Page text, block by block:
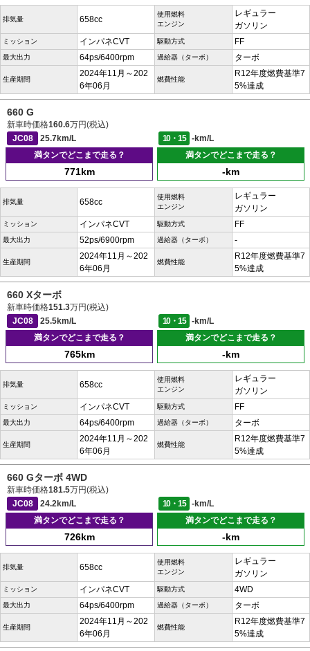
排気量 658cc
使用燃料
エンジン
レギュラー
ガソリン
ミッション インパネCVT 駆動方式 FF
最大出力 64ps/6400rpm 過給器（ターボ） ターボ
生産期間
2024年11月～202
6年06月
燃費性能
R12年度燃費基準7
5%達成
660 G
新車時価格160.6万円(税込)
JC08
25.7km/L 10・15
-km/L
満タンでどこまで走る？
771km
満タンでどこまで走る？
-km
排気量 658cc
使用燃料
エンジン
レギュラー
ガソリン
ミッション インパネCVT 駆動方式 FF
最大出力 52ps/6900rpm 過給器（ターボ） -
生産期間
2024年11月～202
6年06月
燃費性能
R12年度燃費基準7
5%達成
660 Xターボ
新車時価格151.3万円(税込)
JC08
25.5km/L 10・15
-km/L
満タンでどこまで走る？
765km
満タンでどこまで走る？
-km
排気量 658cc
使用燃料
エンジン
レギュラー
ガソリン
ミッション インパネCVT 駆動方式 FF
最大出力 64ps/6400rpm 過給器（ターボ） ターボ
生産期間
2024年11月～202
6年06月
燃費性能
R12年度燃費基準7
5%達成
660 Gターボ 4WD
新車時価格181.5万円(税込)
JC08
24.2km/L 10・15
-km/L
満タンでどこまで走る？
726km
満タンでどこまで走る？
-km
排気量 658cc
使用燃料
エンジン
レギュラー
ガソリン
ミッション インパネCVT 駆動方式 4WD
最大出力 64ps/6400rpm 過給器（ターボ） ターボ
生産期間
2024年11月～202
6年06月
燃費性能
R12年度燃費基準7
5%達成